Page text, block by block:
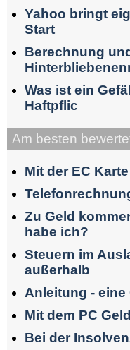
Yahoo bringt
Start
Berechnung
Was ist ein
Haftpflic
Am besten
Mit der EC
Zu Geld
habe ich?
Steuern im
außerhalb
Anleitung -
Mit dem PC
Bei der